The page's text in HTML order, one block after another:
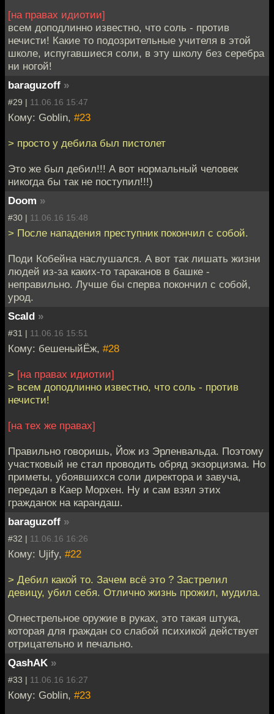
[на правах идиотии]
всем доподлинно известно, что соль - против
нечисти! Какие то подозрительные учителя в этой
школе, испугавшиеся соли, в эту школу без серебра
ни ногой!
baraguzoff »
#29 | 11.06.16 15:47
Кому: Goblin, #23
> просто у дебила был пистолет
Это же был дебил!!! А вот нормальный человек
никогда бы так не поступил!!!)
Doom »
#30 | 11.06.16 15:48
> После нападения преступник покончил с собой.
Поди Кобейна наслушался. А вот так лишать жизни
людей из-за каких-то тараканов в башке -
неправильно. Лучше бы сперва покончил с собой,
урод.
Scald »
#31 | 11.06.16 15:51
Кому: бешеныйЁж, #28
> [на правах идиотии]
> всем доподлинно известно, что соль - против
нечисти!
[на тех же правах]
Правильно говоришь, Йож из Эрленвальда. Поэтому
участковый не стал проводить обряд экзорцизма. Но
приметы, убоявшихся соли директора и завуча,
передал в Каер Морхен. Ну и сам взял этих
гражданок на карандаш.
baraguzoff »
#32 | 11.06.16 16:26
Кому: Ujify, #22
> Дебил какой то. Зачем всё это ? Застрелил
девицу, убил себя. Отлично жизнь прожил, мудила.
Огнестрельное оружие в руках, это такая штука,
которая для граждан со слабой психикой действует
отрицательно и печально.
QashAK »
#33 | 11.06.16 16:27
Кому: Goblin, #23